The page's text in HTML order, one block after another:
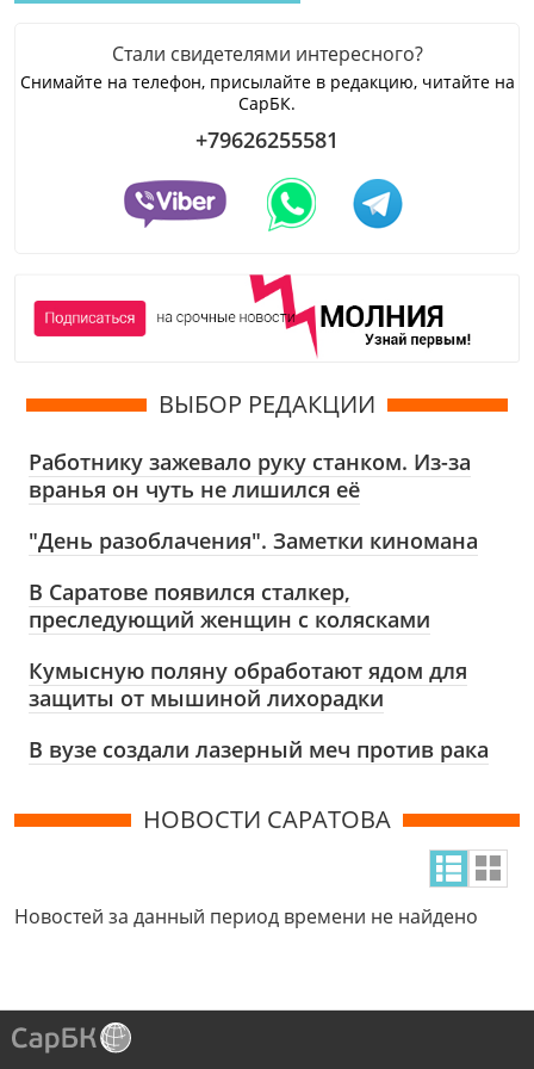
Стали свидетелями интересного?
Снимайте на телефон, присылайте в редакцию, читайте на
СарБК.
+79626255581
ВЫБОР РЕДАКЦИИ
Работнику зажевало руку станком. Из-за
вранья он чуть не лишился её
"День разоблачения". Заметки киномана
В Саратове появился сталкер,
преследующий женщин с колясками
Кумысную поляну обработают ядом для
защиты от мышиной лихорадки
В вузе создали лазерный меч против рака
НОВОСТИ САРАТОВА
Новостей за данный период времени не найдено